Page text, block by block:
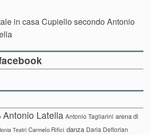
in casa Cupiello secondo Antonio
Antonio Latella Antonio Tagliarini arena di
Teatri Carmelo Rifici danza Daria Deflorian